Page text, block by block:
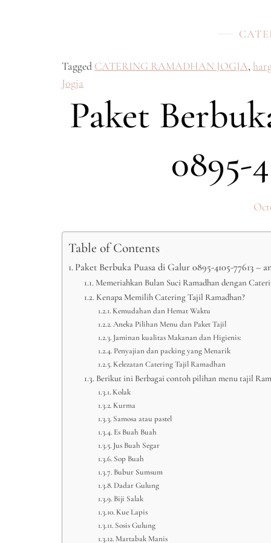
Tagged CATERING RAMADHAN JOGJA,
Jogja
Paket
0895-
Table of Contents
Paket Berbuka Puasa di Galur 0895-4105-77613 –
Memeriahkan Bulan Suci Ramadhan dengan
Kenapa Memilih Catering Tajil Ramadhan?
Kemudahan dan Hemat Waktu
Aneka Pilihan Menu dan Paket Tajil
Jaminan kualitas Makanan dan Higienis:
Penyajian dan packing yang Menarik
Kelezatan Catering Tajil Ramadhan
Berikut ini Berbagai contoh pilihan menu tajil
Kolak
Kurma
Samosa atau pastel
Es Buah Buah
Jus Buah Segar
Sop Buah
Bubur Sumsum
Dadar Gulung
Biji Salak
Kue Lapis
Sosis Gulung
Martabak Manis